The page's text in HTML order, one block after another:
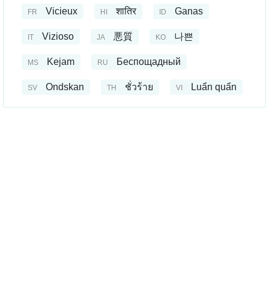
FR Vicieux HI शातिर ID Ganas
IT Vizioso JA 悪質 KO 나쁜
MS Kejam RU Беспощадный
SV Ondskan TH ชั่วร้าย VI Luẩn quẩn